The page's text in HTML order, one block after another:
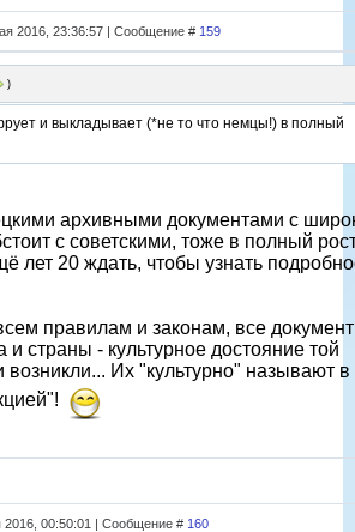
2016, 23:36:57 | Сообщение # 159
)
и выкладывает (*не то что немцы!) в полный
архивными документами с
с советскими, тоже в полный
лет 20 ждать, чтобы узнать
правилам и законам, все
и страны - культурное достояние той
возникли... Их "культурно" называют в
2016, 00:50:01 | Сообщение # 160